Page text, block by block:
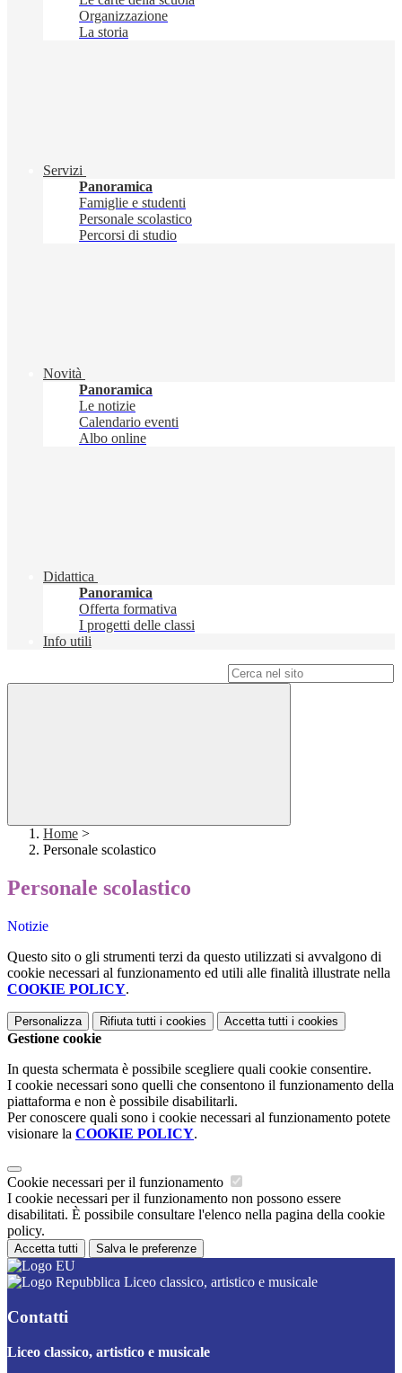
Organizzazione
La storia
Servizi
Panoramica
Famiglie e studenti
Personale scolastico
Percorsi di studio
Novità
Panoramica
Le notizie
Calendario eventi
Albo online
Didattica
Panoramica
Offerta formativa
I progetti delle classi
Info utili
Home >
Personale scolastico
Personale scolastico
Notizie
Questo sito o gli strumenti terzi da questo utilizzati si avvalgono di
cookie necessari al funzionamento ed utili alle finalità illustrate nella
COOKIE POLICY.
Personalizza Rifiuta tutti i cookies Accetta tutti i cookies
Gestione cookie
In questa schermata è possibile scegliere quali cookie consentire.
I cookie necessari sono quelli che consentono il funzionamento della
piattaforma e non è possibile disabilitarli.
Per conoscere quali sono i cookie necessari al funzionamento potete
visionare la COOKIE POLICY.
Cookie necessari per il funzionamento
I cookie necessari per il funzionamento non possono essere
disabilitati. È possibile consultare l'elenco nella pagina della cookie
policy.
Accetta tutti Salva le preferenze
Liceo classico, artistico e musicale
Contatti
Liceo classico, artistico e musicale